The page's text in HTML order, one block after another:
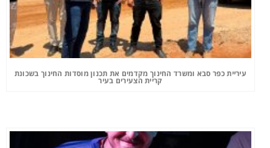
עיריית כפר סבא ומשרד החינוך מקדמים את תכנון מוסדות החינוך בשכונת
קריית הצעירים בעיר